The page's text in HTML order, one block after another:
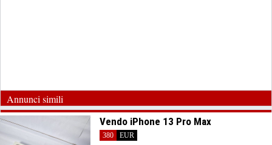
Annunci simili
Vendo iPhone 13 Pro Max
380
EUR